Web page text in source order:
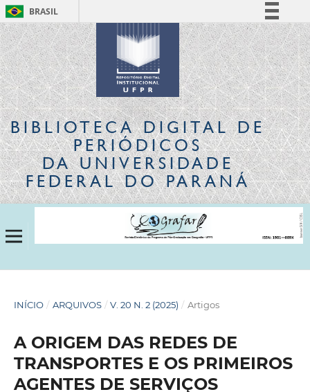
BRASIL
Simplifique!
Comunica BR
Participe
Acesso à informação
Legislação
Canais
BIBLIOTECA DIGITALDE
PERIÓDICOS
DA UNIVERSIDADE
FEDERAL DO PARANÁ
INÍCIO / ARQUIVOS / V. 20 N. 2 (2025) / Artigos
A ORIGEM DAS REDES DE
TRANSPORTES E OS PRIMEIROS
AGENTES DE SERVIÇOS